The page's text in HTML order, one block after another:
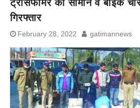
ट्रांसफार्मर का सामान व बाईक
गिरफ्तार
February 28, 2022 gatimannews